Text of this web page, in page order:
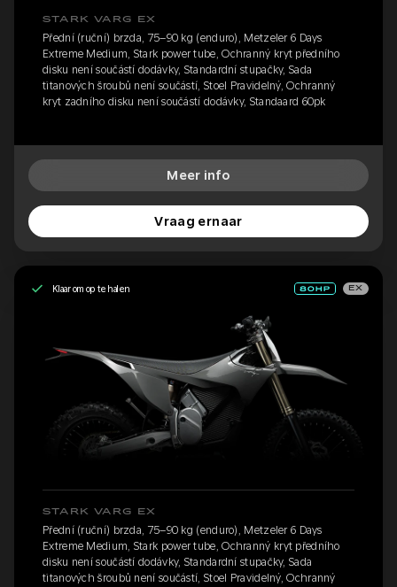
STARK VARG EX
Přední (ruční) brzda, 75–90 kg (enduro), Metzeler 6 Days
Extreme Medium, Stark power tube, Ochranný kryt předního
disku není součástí dodávky, Standardní stupačky, Sada
titanových šroubů není součástí, Stoel Pravidelný, Ochranný
kryt zadního disku není součástí dodávky, Standaard 60pk
Meer info
Vraag ernaar
Klaar om op te halen EX
STARK VARG EX
Přední (ruční) brzda, 75–90 kg (enduro), Metzeler 6 Days
Extreme Medium, Stark power tube, Ochranný kryt předního
disku není součástí dodávky, Standardní stupačky, Sada
titanových šroubů není součástí, Stoel Pravidelný, Ochranný